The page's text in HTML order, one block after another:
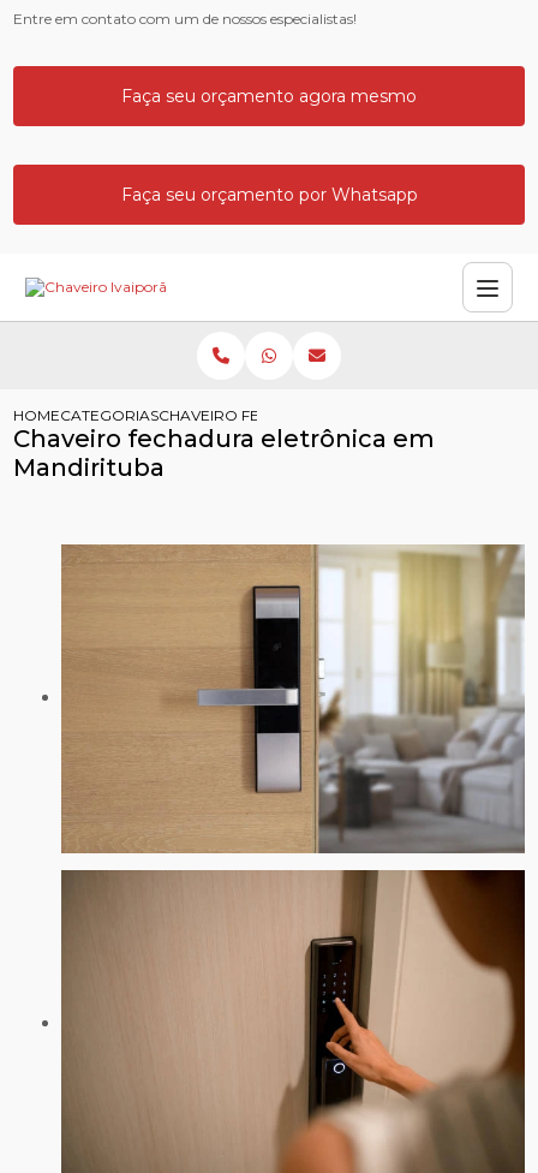
Entre em contato com um de nossos especialistas!
Faça seu orçamento agora mesmo
Faça seu orçamento por Whatsapp
HOMECATEGORIASCHAVEIRO FECHADURA ELETRONICA
Chaveiro fechadura eletrônica em
Mandirituba